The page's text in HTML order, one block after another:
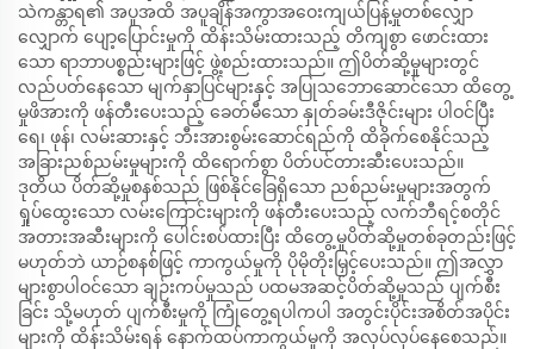
သဲကန္တာရ၏ အပူအထိ အပူချိန်အကွာအဝေးကျယ်ပြန့်မှုတစ်လျှော
လျှောက် ပျော့ပြောင်းမှုကို ထိန်းသိမ်းထားသည့် တိကျစွာ ဖောင်းထား
သော ရာဘာပစ္စည်းများဖြင့် ဖွဲ့စည်းထားသည်။ ဤပိတ်ဆို့မှုများတွင်
လည်ပတ်နေသော မျက်နှာပြင်များနှင့် အပြုသဘောဆောင်သော ထိတွေ့
မှုဖိအားကို ဖန်တီးပေးသည့် ခေတ်မီသော နှုတ်ခမ်းဒီဇိုင်းများ ပါဝင်ပြီး
ရေ၊ ဖုန်၊ လမ်းဆားနှင့် ဘီးအားစွမ်းဆောင်ရည်ကို ထိခိုက်စေနိုင်သည့်
အခြားညစ်ညမ်းမှုများကို ထိရောက်စွာ ပိတ်ပင်တားဆီးပေးသည်။
ဒုတိယ ပိတ်ဆို့မှုစနစ်သည် ဖြစ်နိုင်ခြေရှိသော ညစ်ညမ်းမှုများအတွက်
ရှုပ်ထွေးသော လမ်းကြောင်းများကို ဖန်တီးပေးသည့် လက်ဘီရင့်စတိုင်
အတားအဆီးများကို ပေါင်းစပ်ထားပြီး ထိတွေ့မှုပိတ်ဆို့မှုတစ်ခုတည်းဖြင့်
မဟုတ်ဘဲ ယာဉ်စနစ်ဖြင့် ကာကွယ်မှုကို ပိုမိုတိုးမြှင့်ပေးသည်။ ဤအလွှာ
များစွာပါဝင်သော ချဉ်းကပ်မှုသည် ပထမအဆင့်ပိတ်ဆို့မှုသည် ပျက်စီး
ခြင်း သို့မဟုတ် ပျက်စီးမှုကို ကြုံတွေ့ရပါကပါ အတွင်းပိုင်းအစိတ်အပိုင်း
များကို ထိန်းသိမ်းရန် နောက်ထပ်ကာကွယ်မှုကို အလုပ်လုပ်နေစေသည်။